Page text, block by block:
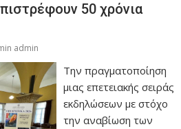
50 χρόνια
admin
Την πραγματοποίηση
μιας επετειακής σειράς
εκδηλώσεων με στόχο
την αναβίωση των